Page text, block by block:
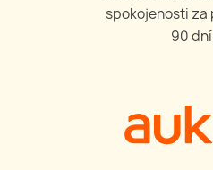
spokojenosti za
90